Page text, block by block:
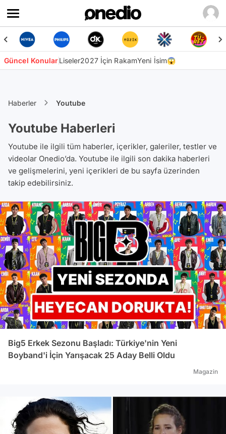
Güncel KonularLiseler2027 İçin RakamYeni İsim😱
Haberler Youtube
Youtube Haberleri
Youtube ile ilgili tüm haberler, içerikler, galeriler, testler ve
videolar Onedio’da. Youtube ile ilgili son dakika haberleri
ve gelişmelerini, yeni içerikleri de bu sayfa üzerinden
takip edebilirsiniz.
Big5 Erkek Sezonu Başladı: Türkiye'nin Yeni
Boyband'i İçin Yarışacak 25 Aday Belli Oldu
Magazin